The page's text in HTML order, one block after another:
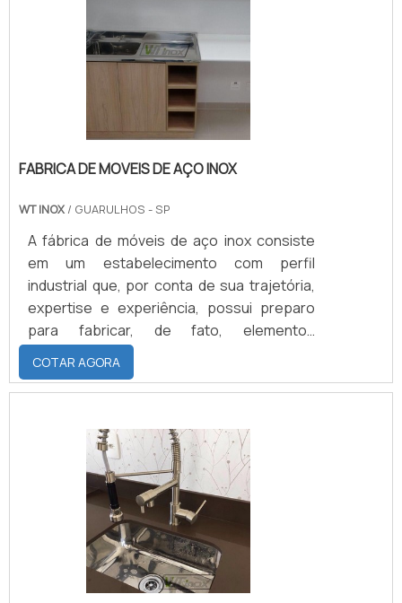
coisas.Saiba mais sobre algumas
vantagens que a pia de a.
FABRICA DE MOVEIS DE AÇO INOX
WT INOX / GUARULHOS - SP
A fábrica de móveis de aço inox consiste
em um estabelecimento com perfil
industrial que, por conta de sua trajetória,
expertise e experiência, possui preparo
para fabricar, de fato, elementos
resistentes às intempéries e às eventuais
instalações de bactérias e outros
microrganismos de origens estranhas em
seguintes móveis podem ser fabricados
pelas empresas com esse enfoque:
Prateleiras; Estantes; Gabinetes;
Bancadas; Corrimão; Carrinhos de
laboratório; M.
COTAR AGORA